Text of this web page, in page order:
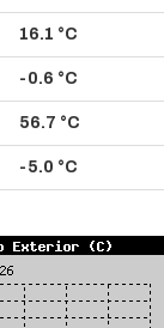
16.1 °C
-0.6 °C
56.7 °C
-5.0 °C